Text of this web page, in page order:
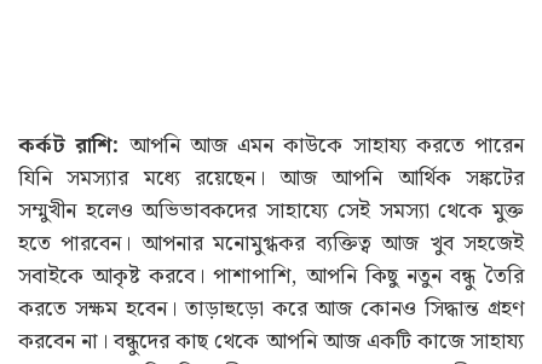
কর্কট রাশি: আপনি আজ এমন কাউকে সাহায্য করতে পারেন
যিনি সমস্যার মধ্যে রয়েছেন। আজ আপনি আর্থিক সঙ্কটের
সম্মুখীন হলেও অভিভাবকদের সাহায্যে সেই সমস্যা থেকে মুক্ত
হতে পারবেন। আপনার মনোমুগ্ধকর ব্যক্তিত্ব আজ খুব সহজেই
সবাইকে আকৃষ্ট করবে। পাশাপাশি, আপনি কিছু নতুন বন্ধু তৈরি
করতে সক্ষম হবেন। তাড়াহুড়ো করে আজ কোনও সিদ্ধান্ত গ্রহণ
করবেন না। বন্ধুদের কাছ থেকে আপনি আজ একটি কাজে সাহায্য